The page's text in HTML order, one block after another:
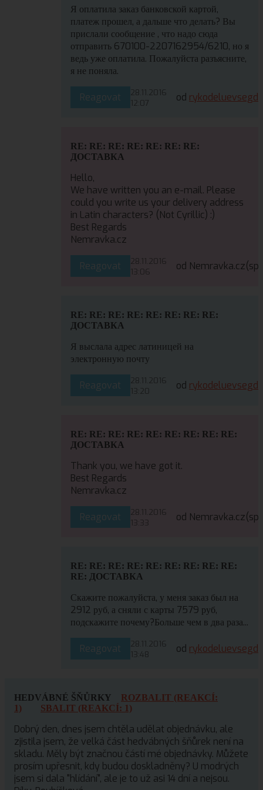
Я оплатила заказ банковской картой,
платеж прошел, а дальше что делать? Вы
прислали сообщение , что надо сюда
отправить 670100-2207162954/6210, но я
ведь уже оплатила. Пожалуйста разъясните,
я не поняла.
Reagovat
28.11.2016
12:07
od rykodeluevsegda
RE: RE: RE: RE: RE: RE: RE:
ДОСТАВКА
Hello,
We have written you an e-mail. Please
could you write us your delivery address
in Latin characters? (Not Cyrillic) :)
Best Regards
Nemravka.cz
Reagovat
28.11.2016
13:06
od Nemravka.cz
RE: RE: RE: RE: RE: RE: RE: RE:
ДОСТАВКА
Я выслала адрес латиницей на
электронную почту
Reagovat
28.11.2016
13:20
od rykodeluevsegda
RE: RE: RE: RE: RE: RE: RE: RE: RE:
ДОСТАВКА
Thank you, we have got it.
Best Regards
Nemravka.cz
Reagovat
28.11.2016
13:33
od Nemravka.cz
RE: RE: RE: RE: RE: RE: RE: RE: RE:
RE: ДОСТАВКА
Скажите пожалуйста, у меня заказ был на
2912 руб, а сняли с карты 7579 руб,
подскажите почему?Больше чем в два раза...
Reagovat
28.11.2016
13:48
od rykodeluevsegda
HEDVÁBNÉ ŠŇŮRKY
ROZBALIT (REAKCÍ:
1)
SBALIT (REAKCÍ: 1)
Dobrý den, dnes jsem chtěla udělat objednávku, ale
zjistila jsem, že velká část hedvábných šňůrek není na
skladu. Měly být značnou částí mé objednávky. Můžete
prosím upřesnit, kdy budou doskladněny? U modrých
jsem si dala "hlídání", ale je to už asi 14 dní a nejsou.